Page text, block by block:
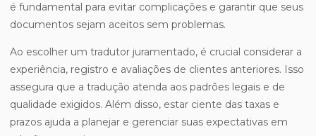
é fundamental para evitar complicações e garantir que seus
documentos sejam aceitos sem problemas.
Ao escolher um tradutor juramentado, é crucial considerar a
experiência, registro e avaliações de clientes anteriores. Isso
assegura que a tradução atenda aos padrões legais e de
qualidade exigidos. Além disso, estar ciente das taxas e
prazos ajuda a planejar e gerenciar suas expectativas em